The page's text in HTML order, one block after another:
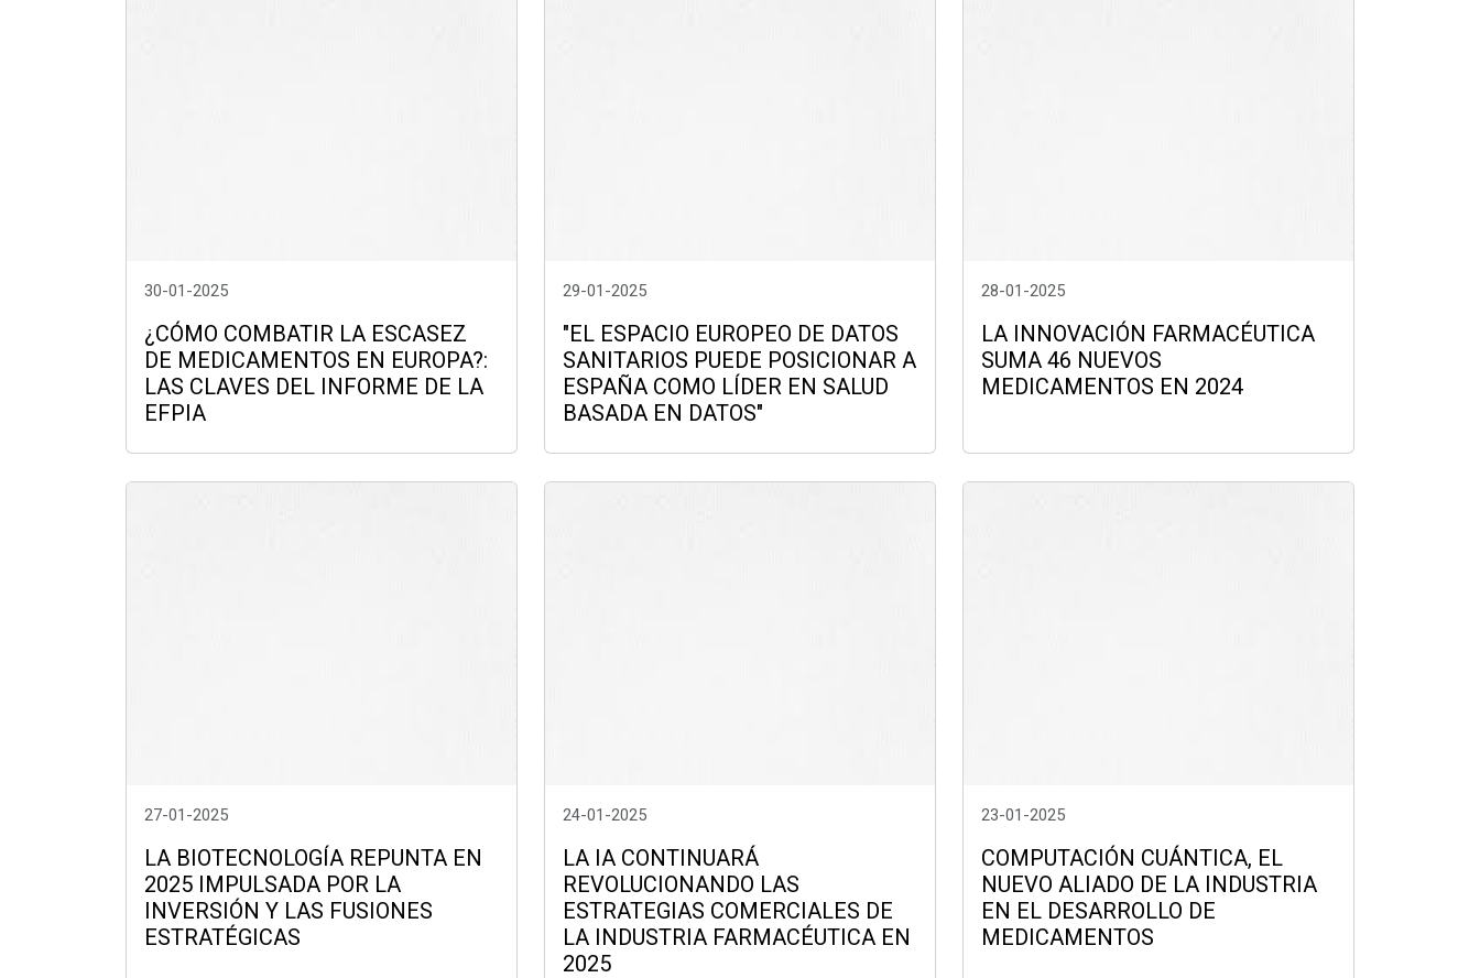
30-01-2025
¿CÓMO COMBATIR LA ESCASEZ
DE MEDICAMENTOS EN EUROPA?:
LAS CLAVES DEL INFORME DE LA
EFPIA
29-01-2025
"EL ESPACIO EUROPEO DE DATOS
SANITARIOS PUEDE POSICIONAR A
ESPAÑA COMO LÍDER EN SALUD
BASADA EN DATOS"
28-01-2025
LA INNOVACIÓN FARMACÉUTICA
SUMA 46 NUEVOS
MEDICAMENTOS EN 2024
27-01-2025
LA BIOTECNOLOGÍA REPUNTA EN
2025 IMPULSADA POR LA
INVERSIÓN Y LAS FUSIONES
ESTRATÉGICAS
24-01-2025
LA IA CONTINUARÁ
REVOLUCIONANDO LAS
ESTRATEGIAS COMERCIALES DE
LA INDUSTRIA FARMACÉUTICA EN
2025
23-01-2025
COMPUTACIÓN CUÁNTICA, EL
NUEVO ALIADO DE LA INDUSTRIA
EN EL DESARROLLO DE
MEDICAMENTOS